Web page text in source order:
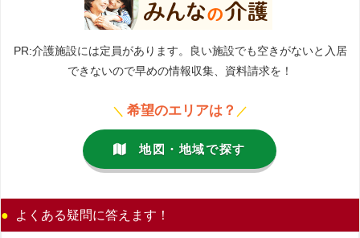
PR:介護施設には定員があります。良い施設でも空きがないと入居
できないので早めの情報収集、資料請求を！
＼ 希望のエリアは？ ／
地図・地域で探す
よくある疑問に答えます！